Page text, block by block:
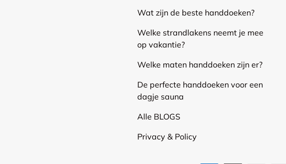
Wat zijn de beste handdoeken?
Welke strandlakens neemt je mee
op vakantie?
Welke maten handdoeken zijn er?
De perfecte handdoeken voor een
dagje sauna
Alle BLOGS
Privacy & Policy